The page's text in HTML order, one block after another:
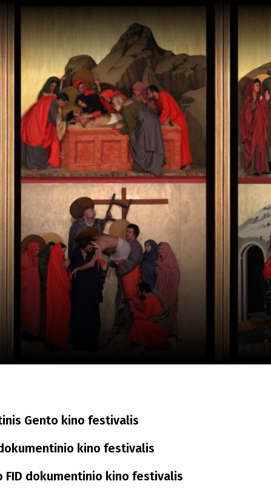
Gento kino festivalis
kino festivalis
FID dokumentinio kino festivalis